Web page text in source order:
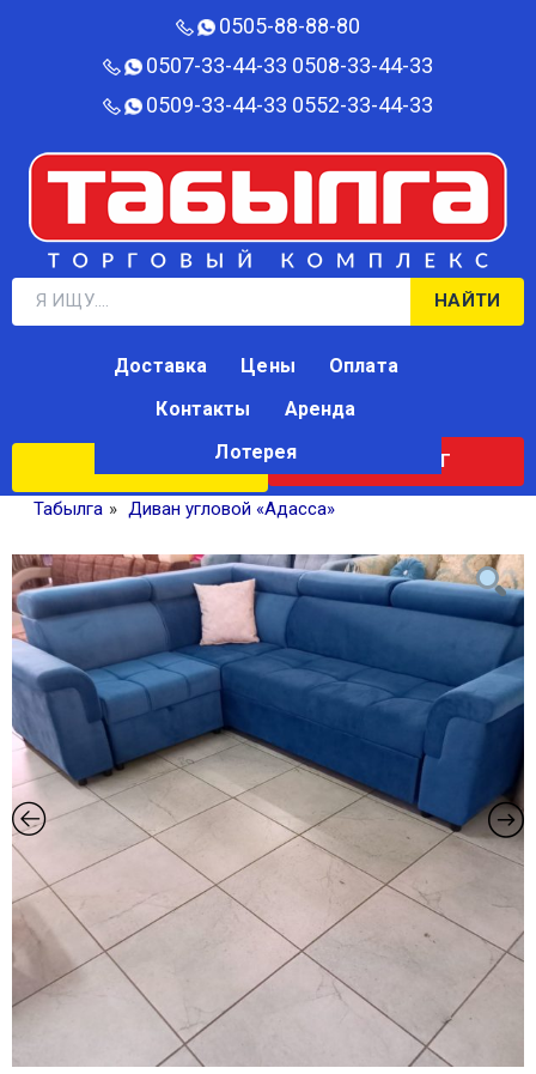
0505-88-88-80‬
0507-33-44-33 0508-33-44-33
0509-33-44-33 0552-33-44-33
НАЙТИ
КАТАЛОГ
Доставка Цены
Оплата
Контакты
Аренда
Лотерея
Табылга » Диван угловой «Адасса»